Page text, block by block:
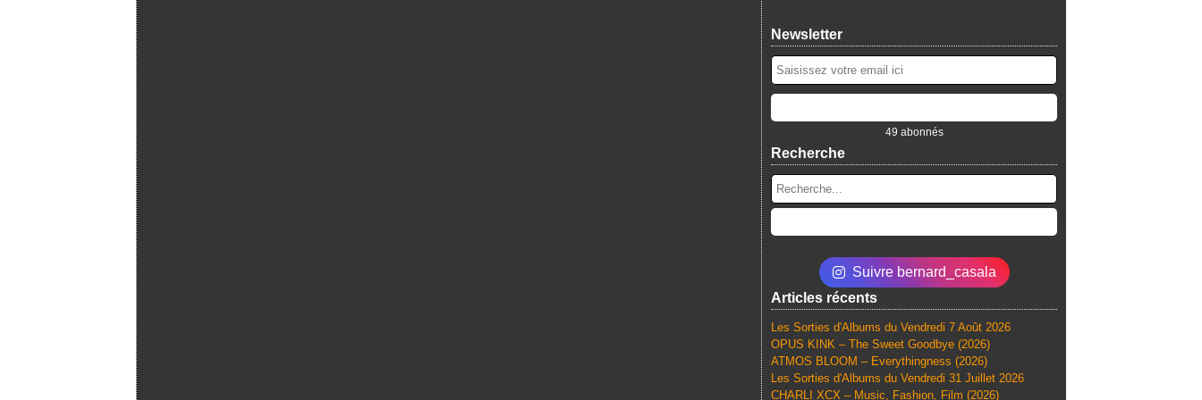
Newsletter
49 abonnés
Recherche
Suivre bernard_casala
Articles récents
Les Sorties d'Albums du Vendredi 7 Août 2026
OPUS KINK – The Sweet Goodbye (2026)
ATMOS BLOOM – Everythingness (2026)
Les Sorties d'Albums du Vendredi 31 Juillet 2026
CHARLI XCX – Music, Fashion, Film (2026)